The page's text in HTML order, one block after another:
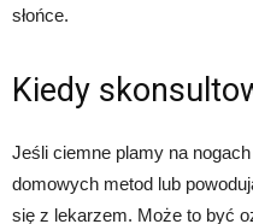
słońce.
Kiedy
Jeśli ciemne plamy na
domowych metod lub
się z lekarzem. Może to być